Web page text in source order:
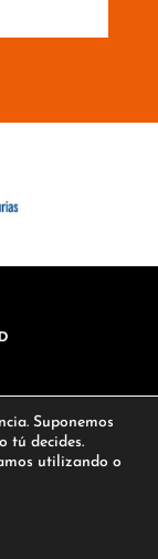
HIJO.
Suponemos
tú decides.
utilizando o1